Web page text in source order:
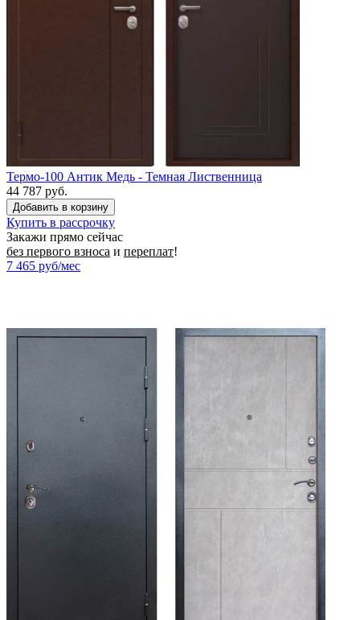
Термо-100 Антик Медь - Темная Лиственница
44 787 руб.
Купить в рассрочку
Закажи прямо сейчас
без первого взноса и переплат!
7 465 руб/мес